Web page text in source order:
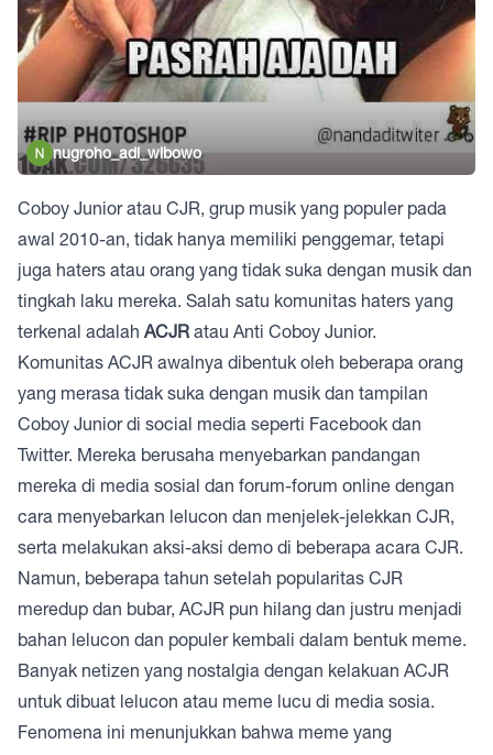
nugroho_adi_wibowo
Coboy Junior atau CJR, grup musik yang populer pada
awal 2010-an, tidak hanya memiliki penggemar, tetapi
juga haters atau orang yang tidak suka dengan musik dan
tingkah laku mereka. Salah satu komunitas haters yang
terkenal adalah ACJR atau Anti Coboy Junior.
Komunitas ACJR awalnya dibentuk oleh beberapa orang
yang merasa tidak suka dengan musik dan tampilan
Coboy Junior di social media seperti Facebook dan
Twitter. Mereka berusaha menyebarkan pandangan
mereka di media sosial dan forum-forum online dengan
cara menyebarkan lelucon dan menjelek-jelekkan CJR,
serta melakukan aksi-aksi demo di beberapa acara CJR.
Namun, beberapa tahun setelah popularitas CJR
meredup dan bubar, ACJR pun hilang dan justru menjadi
bahan lelucon dan populer kembali dalam bentuk meme.
Banyak netizen yang nostalgia dengan kelakuan ACJR
untuk dibuat lelucon atau meme lucu di media sosia.
Fenomena ini menunjukkan bahwa meme yang